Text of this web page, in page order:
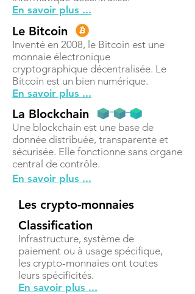
En savoir plus ...
Le Bitcoin
Inventé en 2008, le Bitcoin est une
monnaie électronique
cryptographique décentralisée. Le
Bitcoin est un bien numérique.
En savoir plus ...
La Blockchain
Une blockchain est une base de
donnée distribuée, transparente et
sécurisée. Elle fonctionne sans organe
central de contrôle.
En savoir plus ...
Les crypto-monnaies
Classification
Infrastructure, système de
paiement ou à usage spécifique,
les crypto-monnaies ont toutes
leurs spécificités.
En savoir plus ...